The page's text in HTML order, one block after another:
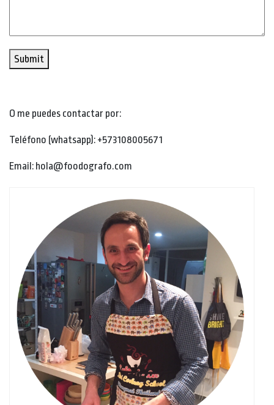
Submit
O me puedes contactar por:
Teléfono (whatsapp): +573108005671
Email: hola@foodografo.com